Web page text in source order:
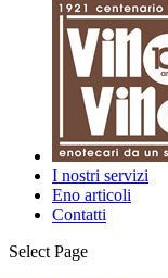
I nostri servizi
Eno articoli
Contatti
Select Page